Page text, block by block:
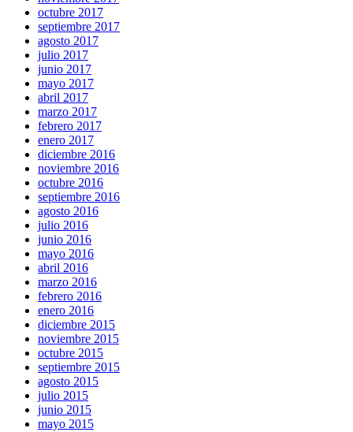
octubre 2017
septiembre 2017
agosto 2017
julio 2017
junio 2017
mayo 2017
abril 2017
marzo 2017
febrero 2017
enero 2017
diciembre 2016
noviembre 2016
octubre 2016
septiembre 2016
agosto 2016
julio 2016
junio 2016
mayo 2016
abril 2016
marzo 2016
febrero 2016
enero 2016
diciembre 2015
noviembre 2015
octubre 2015
septiembre 2015
agosto 2015
julio 2015
junio 2015
mayo 2015